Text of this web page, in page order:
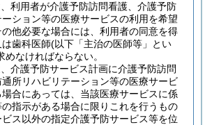
利用者が介護予防訪問看護、介護予防
ション等の医療サービスの利用を希望
の他必要な場合には、利用者の同意を得
歯科医師(以下「主治の医師等」とい
めなければならない。
介護予防サービス計画に介護予防訪問
所リハビリテーション等の医療サービ
合にあっては、当該医療サービスに係
指示がある場合に限りこれを行うもの
ス以外の指定介護予防サービス等を位